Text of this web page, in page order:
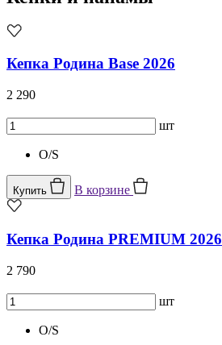
Кепка Родина Base 2026
2 290
шт
O/S
Купить В корзине
Кепка Родина PREMIUM 2026
2 790
шт
O/S